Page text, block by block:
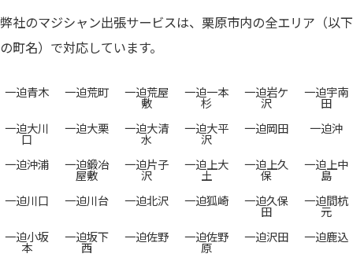
弊社のマジシャン出張サービスは、栗原市内の全エリア（以下
の町名）で対応しています。
一迫青木 一迫荒町 一迫荒屋
敷
一迫一本
杉
一迫岩ケ
沢
一迫宇南
田
一迫大川
口
一迫大栗 一迫大清
水
一迫大平
沢
一迫岡田 一迫沖
一迫沖浦 一迫鍛冶
屋敷
一迫片子
沢
一迫上大
土
一迫上久
保
一迫上中
島
一迫川口
一迫川台 一迫北沢 一迫狐崎 一迫久保
田
一迫間杭
元
一迫小坂
本
一迫坂下
西
一迫佐野 一迫佐野
原
一迫沢田 一迫鹿込